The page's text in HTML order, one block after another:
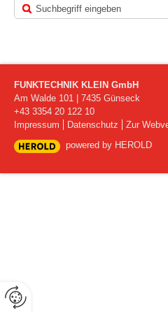
FUNKTECHNIK KLEIN GmbH
Am Walde 101 | 7435 Günseck
+43 3354 20 122 10
Impressum
Datenschutz
Zur
powered by HEROLD